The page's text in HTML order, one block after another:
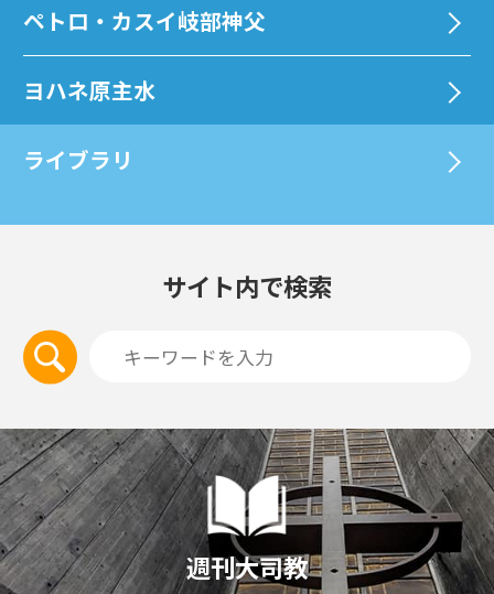
ペトロ・カスイ岐部神父
ヨハネ原主水
ライブラリ
サイト内で検索
週刊大司教